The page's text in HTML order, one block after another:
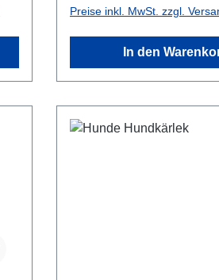
Preise inkl. MwSt. zzgl.
In den